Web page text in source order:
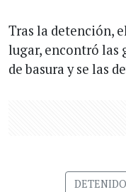
Tras la detención,
lugar, encontró las
de basura y se las